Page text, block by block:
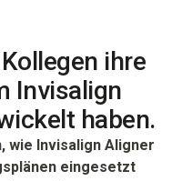
ihre
Invisalign
haben.
wie Invisalign Aligner
eingesetzt